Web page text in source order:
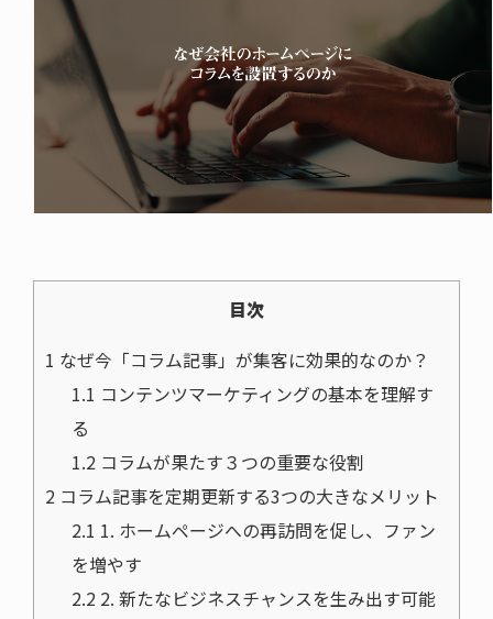
目次
1 なぜ今「コラム記事」が集客に効果的なのか？
1.1 コンテンツマーケティングの基本を理解す
る
1.2コラムが果たす３つの重要な役割
2コラム記事を定期更新する3つの大きなメリット
2.1 1. ホームページへの再訪問を促し、ファン
を増やす
2.22. 新たなビジネスチャンスを生み出す可能